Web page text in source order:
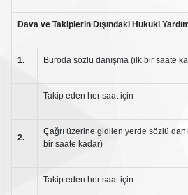
Dava ve Takiplerin Dışındaki Hukuki
1. Büroda sözlü danışma (ilk bir saate
Takip eden her saat için
2.
Çağrı üzerine gidilen yerde sözlü
bir saate kadar)
Takip eden her saat için